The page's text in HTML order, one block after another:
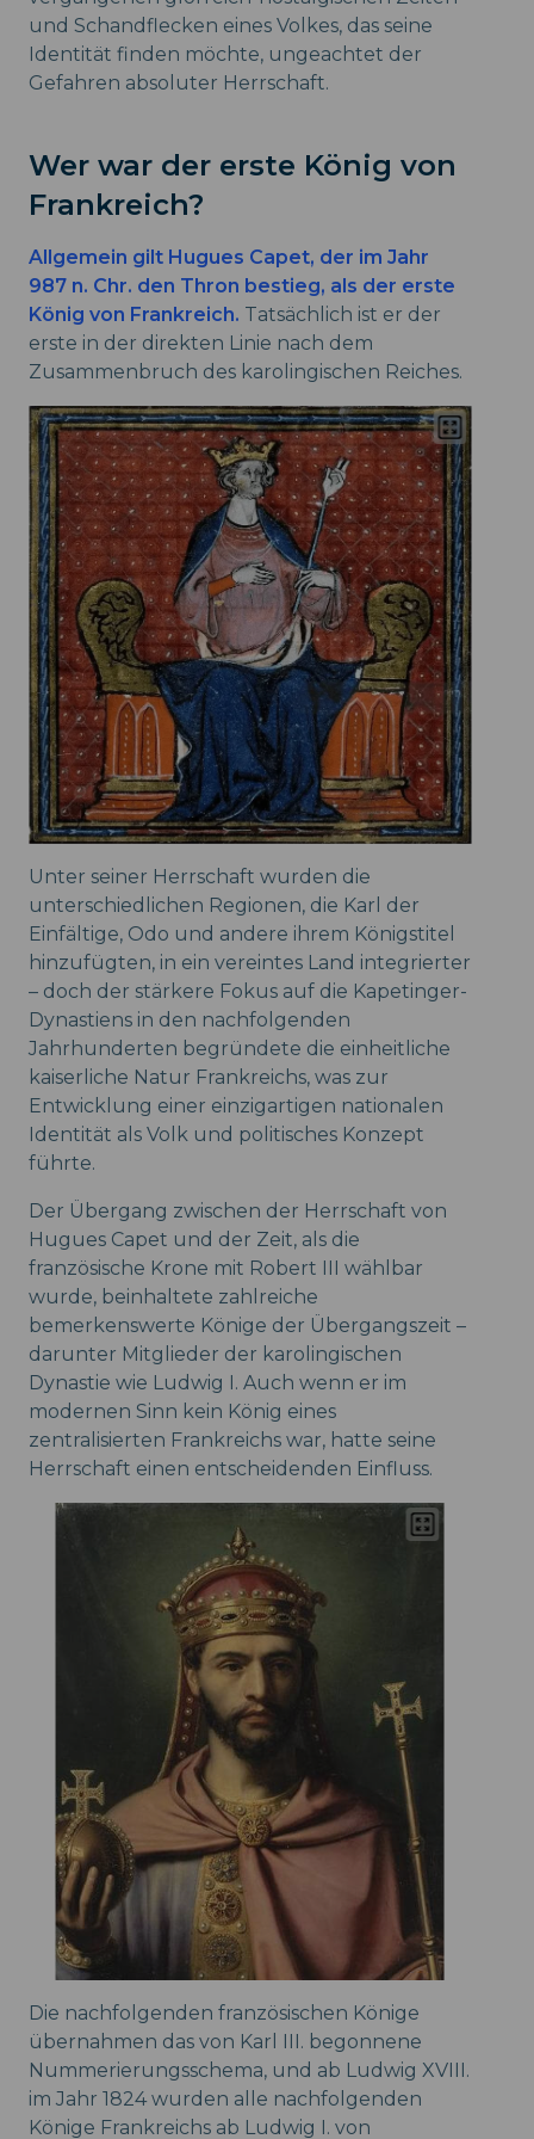
und Schandflecken eines Volkes, das seine
Identität finden möchte, ungeachtet der
Gefahren absoluter Herrschaft.
Wer war der erste König von
Frankreich?
Allgemein gilt Hugues Capet, der im Jahr
987 n. Chr. den Thron bestieg, als der erste
König von Frankreich. Tatsächlich ist er der
erste in der direkten Linie nach dem
Zusammenbruch des karolingischen Reiches.
Unter seiner Herrschaft wurden die
unterschiedlichen Regionen, die Karl der
Einfältige, Odo und andere ihrem Königstitel
hinzufügten, in ein vereintes Land integrierter
– doch der stärkere Fokus auf die Kapetinger-
Dynastiens in den nachfolgenden
Jahrhunderten begründete die einheitliche
kaiserliche Natur Frankreichs, was zur
Entwicklung einer einzigartigen nationalen
Identität als Volk und politisches Konzept
führte.
Der Übergang zwischen der Herrschaft von
Hugues Capet und der Zeit, als die
französische Krone mit Robert III wählbar
wurde, beinhaltete zahlreiche
bemerkenswerte Könige der Übergangszeit –
darunter Mitglieder der karolingischen
Dynastie wie Ludwig I. Auch wenn er im
modernen Sinn kein König eines
zentralisierten Frankreichs war, hatte seine
Herrschaft einen entscheidenden Einfluss.
Die nachfolgenden französischen Könige
übernahmen das von Karl III. begonnene
Nummerierungsschema, und ab Ludwig XVIII.
im Jahr 1824 wurden alle nachfolgenden
Könige Frankreichs ab Ludwig I. von